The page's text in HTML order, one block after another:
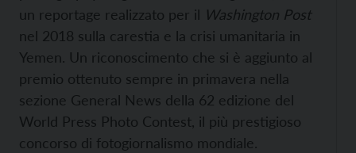
un reportage realizzato per il Washington Post
nel 2018 sulla carestia e la crisi umanitaria in
Yemen. Un riconoscimento che si è aggiunto al
premio ottenuto sempre in primavera nella
sezione General News della 62 edizione del
World Press Photo Contest, il più prestigioso
concorso di fotogiornalismo mondiale.